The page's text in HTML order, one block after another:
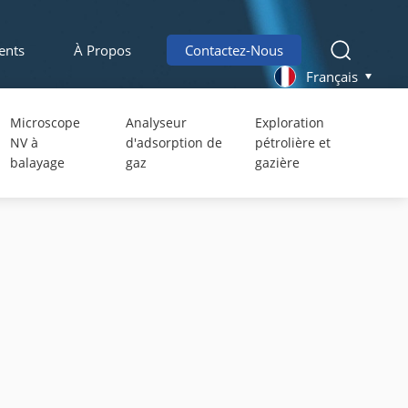
À Propos
Contactez-Nous
Français
Microscope
NV à
balayage
Analyseur
d'adsorption de
gaz
Exploration
pétrolière et
gazière